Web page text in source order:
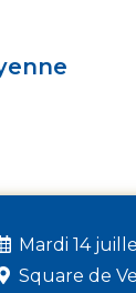
Mardi 14
Square de